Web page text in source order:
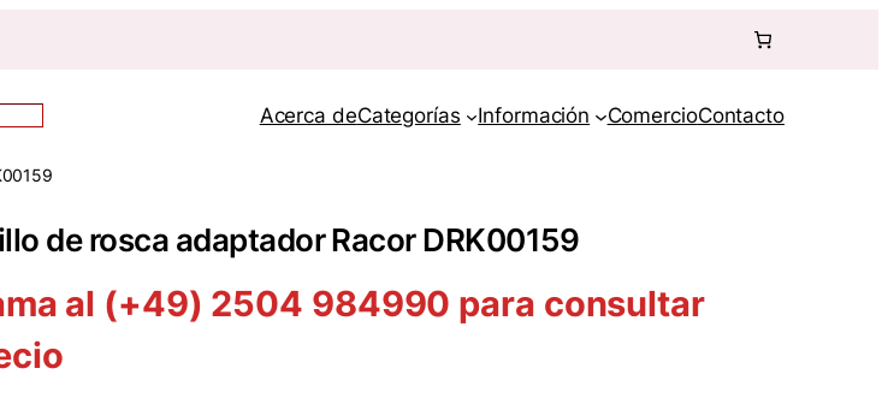
Acerca deCategorías Información ComercioContacto
de rosca adaptador Racor DRK00159
al (+49) 2504 984990 para consultar